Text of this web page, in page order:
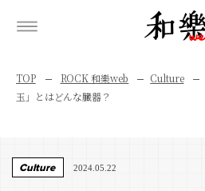
TOP ROCK 和樂web Culture
玉」とはどんな臓器？
Culture 2024.05.22